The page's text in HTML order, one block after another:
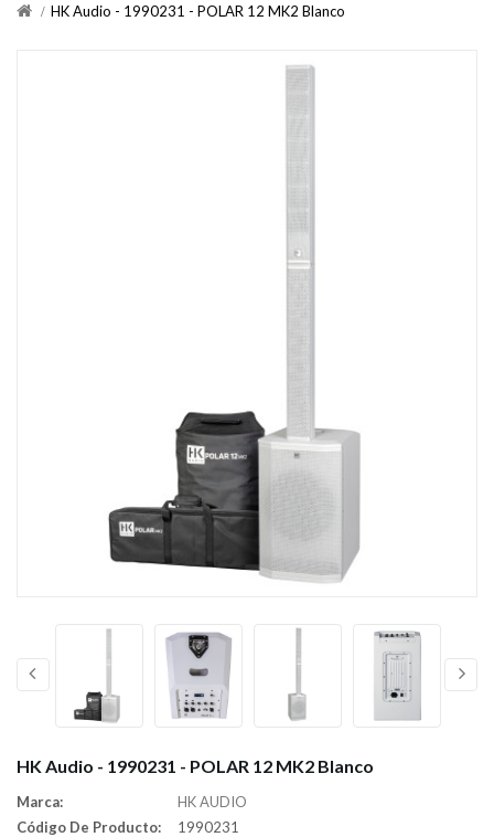
HK Audio - 1990231 - POLAR 12 MK2 Blanco
HK Audio - 1990231 - POLAR 12 MK2 Blanco
Marca:
HK AUDIO
Código De Producto:
1990231